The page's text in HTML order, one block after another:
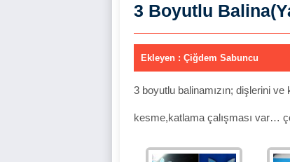
3 Boyutlu
Ekleyen : Çiğdem Sabuncu
3 boyutlu balinamızın; dişlerini
kesme,katlama çalışması var…